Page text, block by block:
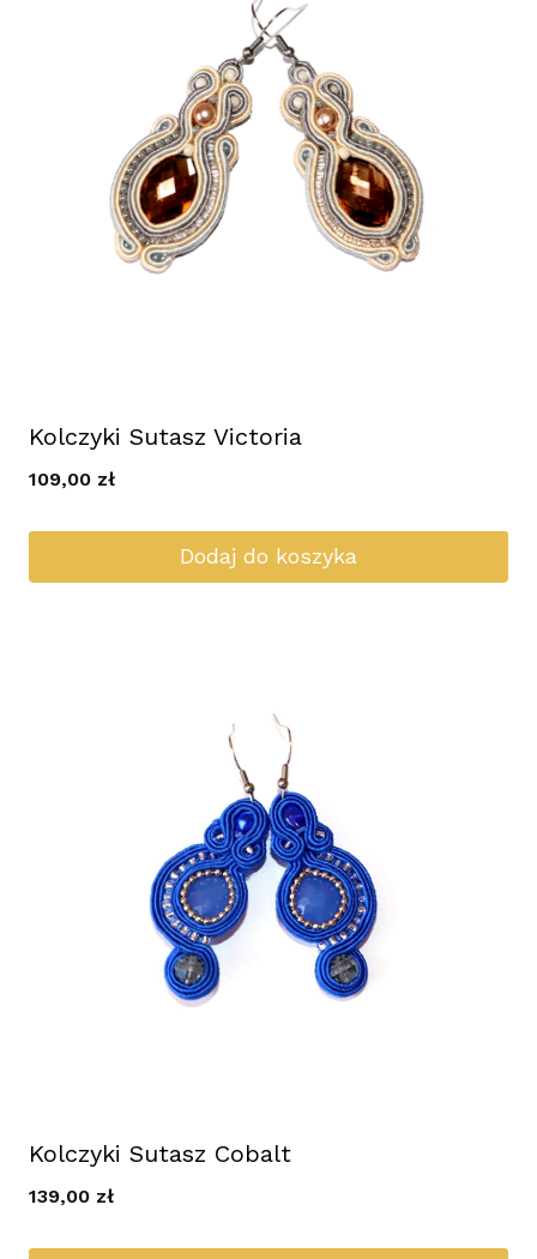
Kolczyki Sutasz Victoria
109,00 zł
Dodaj do koszyka
Kolczyki Sutasz Cobalt
139,00 zł